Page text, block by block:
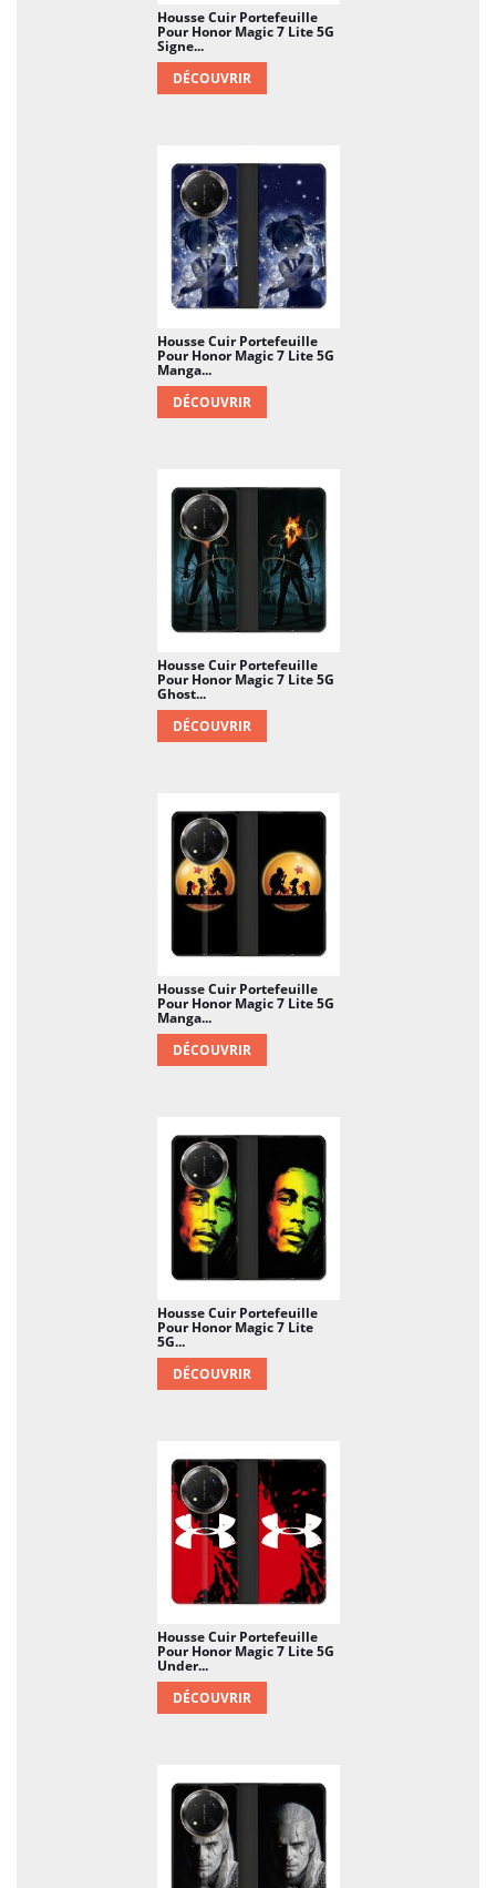
Housse Cuir Portefeuille
Pour Honor Magic 7 Lite 5G
Signe...
DÉCOUVRIR
Housse Cuir Portefeuille
Pour Honor Magic 7 Lite 5G
Manga...
DÉCOUVRIR
Housse Cuir Portefeuille
Pour Honor Magic 7 Lite 5G
Ghost...
DÉCOUVRIR
Housse Cuir Portefeuille
Pour Honor Magic 7 Lite 5G
Manga...
DÉCOUVRIR
Housse Cuir Portefeuille
Pour Honor Magic 7 Lite
5G...
DÉCOUVRIR
Housse Cuir Portefeuille
Pour Honor Magic 7 Lite 5G
Under...
DÉCOUVRIR